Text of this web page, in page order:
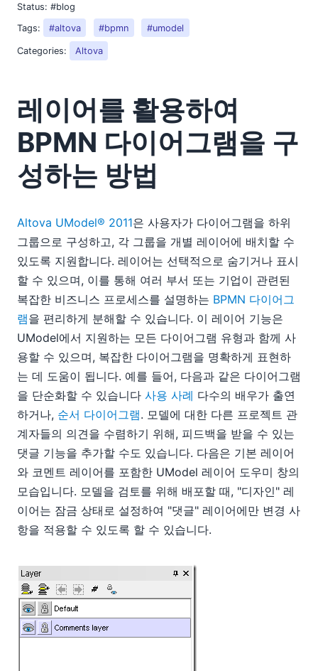
Status: #blog
Tags:
#altova #bpmn #umodel
Categories: Altova
레이어를 활용하여
BPMN 다이어그램을 구
성하는 방법
Altova UModel® 2011은 사용자가 다이어그램을 하위
그룹으로 구성하고, 각 그룹을 개별 레이어에 배치할 수
있도록 지원합니다. 레이어는 선택적으로 숨기거나 표시
할 수 있으며, 이를 통해 여러 부서 또는 기업이 관련된
복잡한 비즈니스 프로세스를 설명하는 BPMN 다이어그
램을 편리하게 분해할 수 있습니다. 이 레이어 기능은
UModel에서 지원하는 모든 다이어그램 유형과 함께 사
용할 수 있으며, 복잡한 다이어그램을 명확하게 표현하
는 데 도움이 됩니다. 예를 들어, 다음과 같은 다이어그램
을 단순화할 수 있습니다 사용 사례 다수의 배우가 출연
하거나, 순서 다이어그램. 모델에 대한 다른 프로젝트 관
계자들의 의견을 수렴하기 위해, 피드백을 받을 수 있는
댓글 기능을 추가할 수도 있습니다. 다음은 기본 레이어
와 코멘트 레이어를 포함한 UModel 레이어 도우미 창의
모습입니다. 모델을 검토를 위해 배포할 때, "디자인" 레
이어는 잠금 상태로 설정하여 "댓글" 레이어에만 변경 사
항을 적용할 수 있도록 할 수 있습니다.